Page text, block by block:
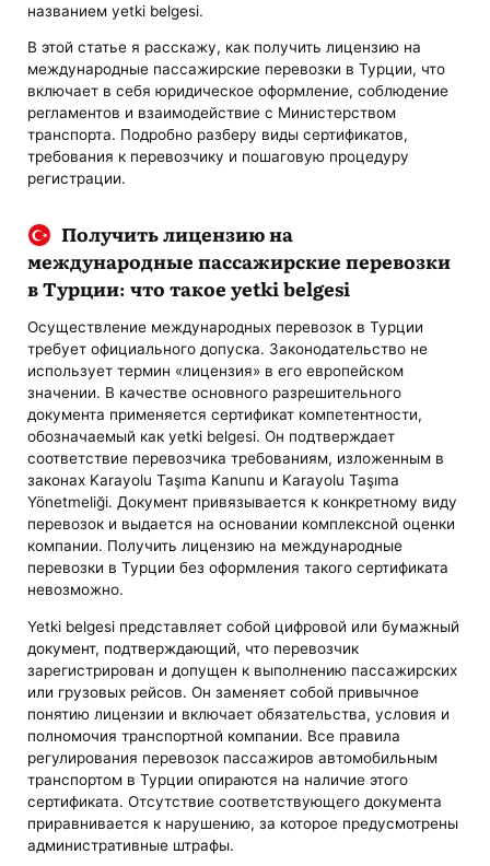
названием yetki belgesi.
В этой статье я расскажу, как получить лицензию на
международные пассажирские перевозки в Турции, что
включает в себя юридическое оформление, соблюдение
регламентов и взаимодействие с Министерством
транспорта. Подробно разберу виды сертификатов,
требования к перевозчику и пошаговую процедуру
регистрации.
Получить лицензию на
международные пассажирские перевозки
в Турции: что такое yetki belgesi
Осуществление международных перевозок в Турции
требует официального допуска. Законодательство не
использует термин «лицензия» в его европейском
значении. В качестве основного разрешительного
документа применяется сертификат компетентности,
обозначаемый как yetki belgesi. Он подтверждает
соответствие перевозчика требованиям, изложенным в
законах Karayolu Taşıma Kanunu и Karayolu Taşıma
Yönetmeliği. Документ привязывается к конкретному виду
перевозок и выдается на основании комплексной оценки
компании. Получить лицензию на международные
перевозки в Турции без оформления такого сертификата
невозможно.
Yetki belgesi представляет собой цифровой или бумажный
документ, подтверждающий, что перевозчик
зарегистрирован и допущен к выполнению пассажирских
или грузовых рейсов. Он заменяет собой привычное
понятию лицензии и включает обязательства, условия и
полномочия транспортной компании. Все правила
регулирования перевозок пассажиров автомобильным
транспортом в Турции опираются на наличие этого
сертификата. Отсутствие соответствующего документа
приравнивается к нарушению, за которое предусмотрены
административные штрафы.